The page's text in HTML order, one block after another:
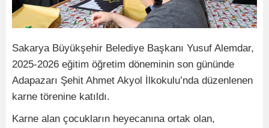
Sakarya Büyükşehir Belediye Başkanı Yusuf Alemdar,
2025-2026 eğitim öğretim döneminin son gününde
Adapazarı Şehit Ahmet Akyol İlkokulu’nda düzenlenen
karne törenine katıldı.
Karne alan çocukların heyecanına ortak olan,